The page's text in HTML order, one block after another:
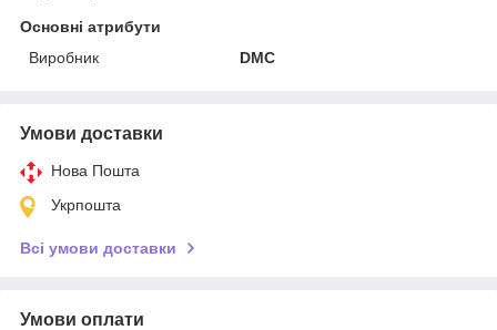
Основні атрибути
Виробник
DMC
Умови доставки
Нова Пошта
Укрпошта
Всі умови доставки
Умови оплати